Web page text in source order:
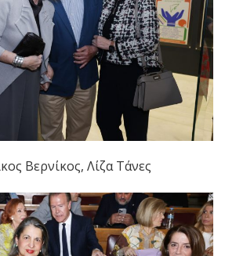
Βερνίκος, Λίζα Τάνες